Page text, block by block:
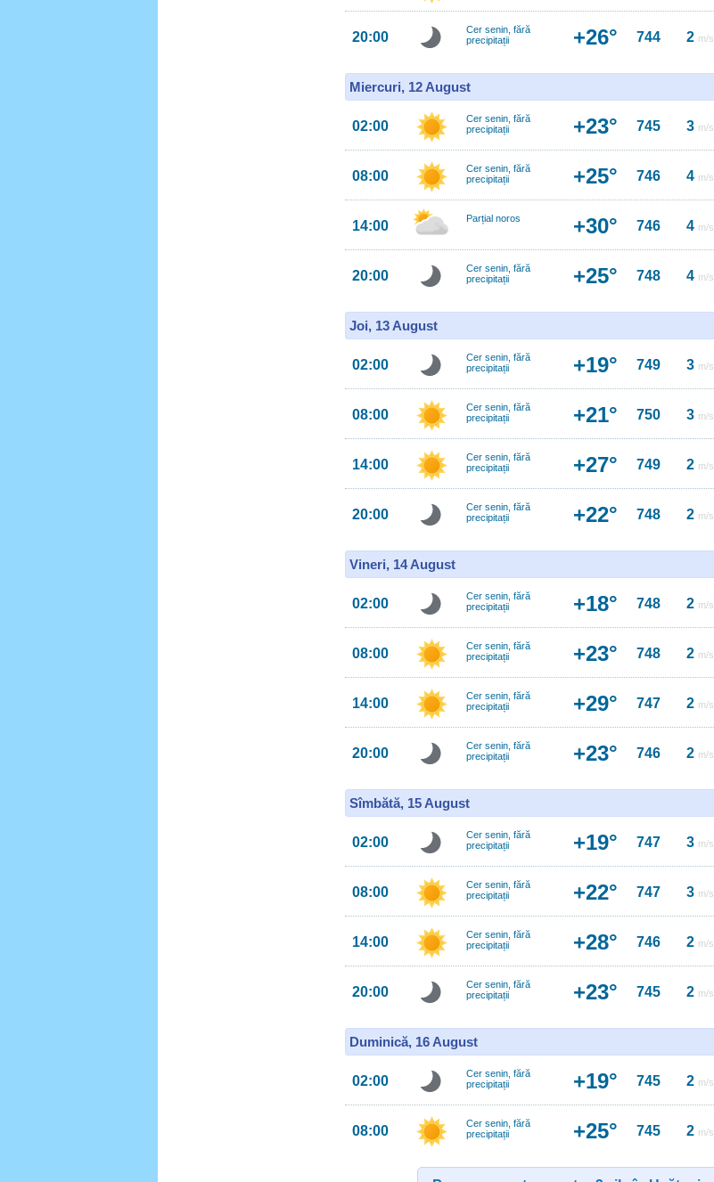
20:00
Cer senin, fără
precipitații
+26° 744 2 m/s
Miercuri, 12 August
02:00
Cer senin, fără
precipitații
+23° 745 3 m/s
08:00
Cer senin, fără
precipitații
+25° 746 4 m/s
14:00 Parțial noros +30° 746 4 m/s
20:00
Cer senin, fără
precipitații
+25° 748 4 m/s
Joi, 13 August
02:00
Cer senin, fără
precipitații
+19° 749 3 m/s
08:00
Cer senin, fără
precipitații
+21° 750 3 m/s
14:00
Cer senin, fără
precipitații
+27° 749 2 m/s
20:00
Cer senin, fără
precipitații
+22° 748 2 m/s
Vineri, 14 August
02:00
Cer senin, fără
precipitații
+18° 748 2 m/s
08:00
Cer senin, fără
precipitații
+23° 748 2 m/s
14:00
Cer senin, fără
precipitații
+29° 747 2 m/s
20:00
Cer senin, fără
precipitații
+23° 746 2 m/s
Sîmbătă, 15 August
02:00
Cer senin, fără
precipitații
+19° 747 3 m/s
08:00
Cer senin, fără
precipitații
+22° 747 3 m/s
14:00
Cer senin, fără
precipitații
+28° 746 2 m/s
20:00
Cer senin, fără
precipitații
+23° 745 2 m/s
Duminică, 16 August
02:00
Cer senin, fără
precipitații
+19° 745 2 m/s
08:00
Cer senin, fără
precipitații
+25° 745 2 m/s